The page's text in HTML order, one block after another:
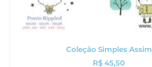
Coleção Simples Assim
R$ 45,50